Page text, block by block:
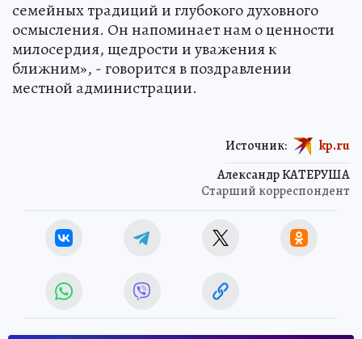
семейных традиций и глубокого духовного
осмысления. Он напоминает нам о ценности
милосердия, щедрости и уважения к
ближним», - говорится в поздравлении
местной администрации.
Александр КАТЕРУША
Старший корреспондент
Источник: kp.ru